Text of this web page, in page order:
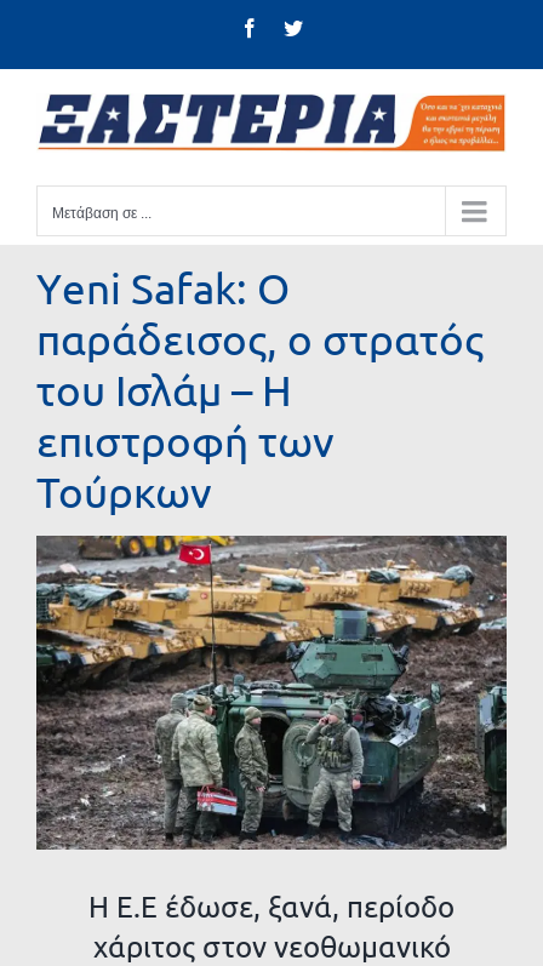
FacebookTwitter
Μετάβαση σε ...
Υeni Safak: Ο
παράδεισος, ο στρατός
του Ισλάμ – Η
επιστροφή των
Τούρκων
Προβολή
μεγαλύτερης
εικόνας
Η Ε.Ε έδωσε, ξανά, περίοδο
χάριτος στον νεοθωμανικό